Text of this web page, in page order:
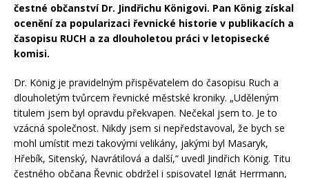
čestné občanství Dr. Jindřichu Königovi. Pan König získal
ocenění za popularizaci řevnické historie v publikacích a
časopisu RUCH a za dlouholetou práci v letopisecké
komisi.
Dr. König je pravidelným přispěvatelem do časopisu Ruch a
dlouholetým tvůrcem řevnické městské kroniky. „Uděleným
titulem jsem byl opravdu překvapen. Nečekal jsem to. Je to
vzácná společnost. Nikdy jsem si nepředstavoval, že bych se
mohl umístit mezi takovými velikány, jakými byl Masaryk,
Hřebík, Sitenský, Navrátilová a další,“ uvedl Jindřich König. Titu
čestného občana Řevnic obdržel i spisovatel Ignát Herrmann,